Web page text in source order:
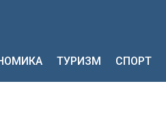
ТУРИЗМ СПОРТ